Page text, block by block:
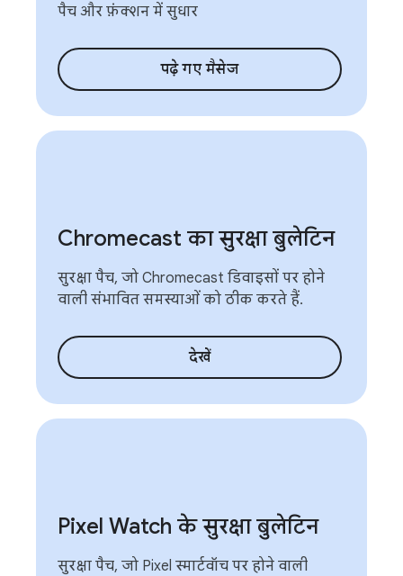
पैच और फ़ंक्शन में सुधार
पढ़े गए मैसेज
Chromecast का सुरक्षा बुलेटिन
सुरक्षा पैच, जो Chromecast डिवाइसों पर होने
वाली संभावित समस्याओं को ठीक करते हैं.
देखें
Pixel Watch के सुरक्षा बुलेटिन
सुरक्षा पैच, जो Pixel स्मार्टवॉच पर होने वाली